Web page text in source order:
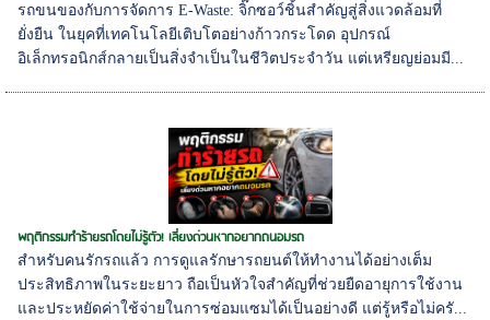
รถขนของกับการจัดการ E-Waste: จิ๊กซอว์ชิ้นสำคัญสู่สิ่งแวดล้อมที่
ยั่งยืน ในยุคที่เทคโนโลยีเติบโตอย่างก้าวกระโดด อุปกรณ์
อิเล็กทรอนิกส์กลายเป็นสิ่งจำเป็นในชีวิตประจำวัน แต่เหรียญย่อมมี...
พฤติกรรมทำร้ายรถโดยไม่รู้ตัว! เลี่ยงด่วนหากอยากถนอมรถ
สำหรับคนรักรถแล้ว การดูแลรักษารถยนต์ให้ทำงานได้อย่างเต็ม
ประสิทธิภาพในระยะยาว ถือเป็นหัวใจสำคัญที่ช่วยยืดอายุการใช้งาน
และประหยัดค่าใช้จ่ายในการซ่อมแซมได้เป็นอย่างดี แต่รู้หรือไม่ครั...